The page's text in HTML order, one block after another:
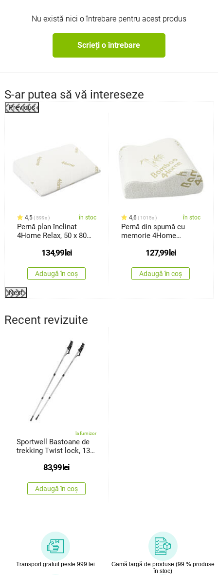
Nu există nici o întrebare pentru acest produs
Scrieți o întrebare
S-ar putea să vă intereseze
Previous
4,5 599x în stoc
Pernă plan înclinat
4Home Relax, 50 x 80
134,99lei
Adaugă în coș
4,6 1015x în stoc
Pernă din spumă cu
memorie 4Home
127,99lei
Adaugă în coș
Next
Recent revizuite
la furnizor
Sportwell Bastoane de
trekking Twist lock, 135
83,99 lei
Adaugă în coș
Transport gratuit peste 999 lei
Gamă largă de produse (99 % produse
în stoc)